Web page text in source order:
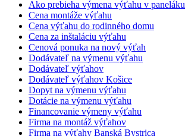
Ako prebieha výmena výťahu v paneláku
Cena montáže výťahu
Cena výťahu do rodinného domu
Cena za inštaláciu výťahu
Cenová ponuka na nový výťah
Dodávateľ na výmenu výťahu
Dodávateľ výťahov
Dodávateľ výťahov Košice
Dopyt na výmenu výťahu
Dotácie na výmenu výťahu
Financovanie výmeny výťahu
Firma na montáž výťahov
Firma na výťahy Banská Bystrica